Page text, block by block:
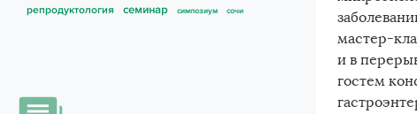
репродуктология семинар симпозиум сочи
мастер-
и в
гостем
Задать свой